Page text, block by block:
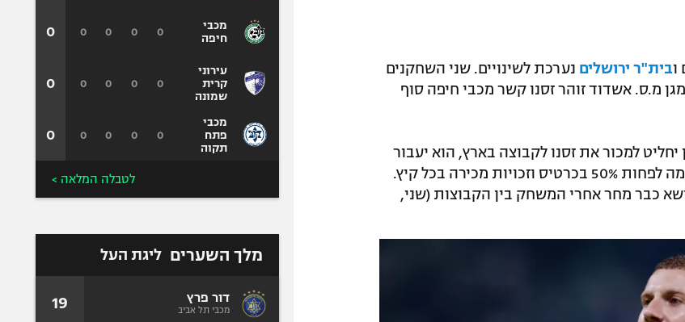
ובית"ר ירושלים נערכת לשינויים. שני השחקנים
מ.ס. אשדוד זוהר זסנו קשר מכבי חיפה סוף
יחליט למכור את זסנו לקבוצה בארץ, הוא יעבור
, כאשר מ.ס. אשדוד תשאיר לעצמה לפחות 50% בכרטיס וזכויות מכירה בכל קיץ.
כבר מחר אחרי המשחק בין הקבוצות (שני,
מכבי
חיפה
עירוני
קרית
שמונה
מכבי
פתח
תקוה
0
0
0
0
0
0
0
0
0
0
0
0
0
0
0
לטבלה המלאה >
מלך השערים ליגת העל
דור פרץ
מכבי תל אביב 19